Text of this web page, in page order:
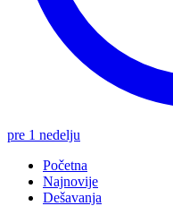
pre 1 nedelju
Početna
Najnovije
Dešavanja